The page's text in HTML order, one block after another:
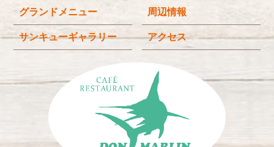
グランドメニュー 周辺情報
サンキューギャラリー アクセス